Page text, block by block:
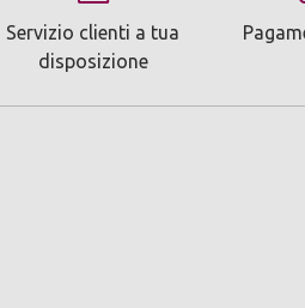
Servizio clienti a tua
disposizione